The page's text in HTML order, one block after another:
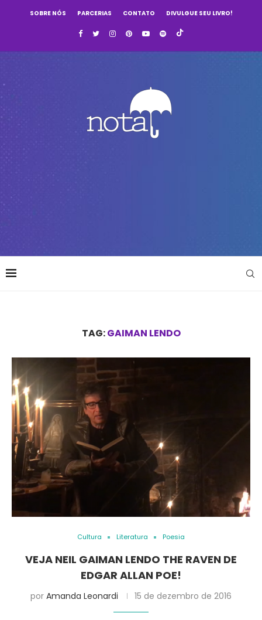
SOBRE NÓS PARCERIAS CONTATO DIVULGUE SEU LIVRO!
TAG:GAIMAN LENDO
Cultura Literatura Poesia
VEJA NEIL GAIMAN LENDO THE RAVEN DE
EDGAR ALLAN POE!
por Amanda Leonardi 15 de dezembro de 2016